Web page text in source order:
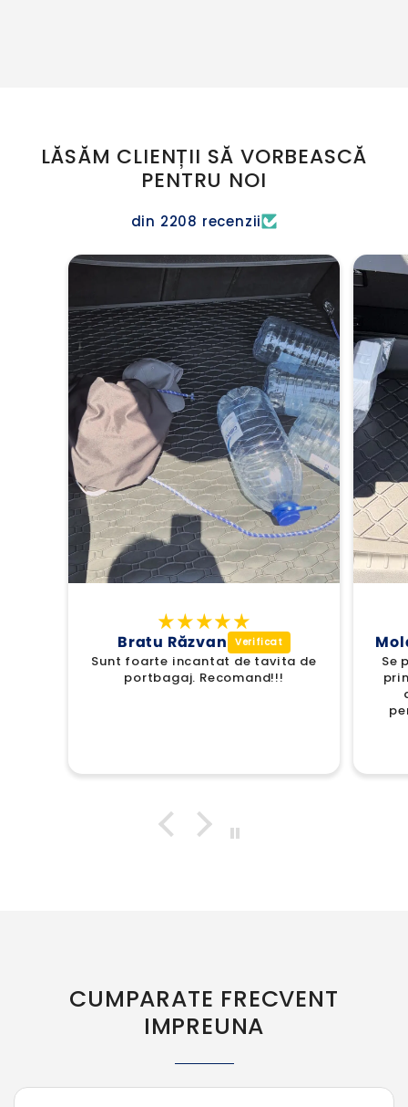
LĂSĂM CLIENȚII SĂ VORBEASCĂ
PENTRU NOI
din 2208 recenzii
Bratu Răzvan
Sunt foarte incantat de tavita de
portbagaj. Recomand!!!
Se
CUMPARATE FRECVENT
IMPREUNA